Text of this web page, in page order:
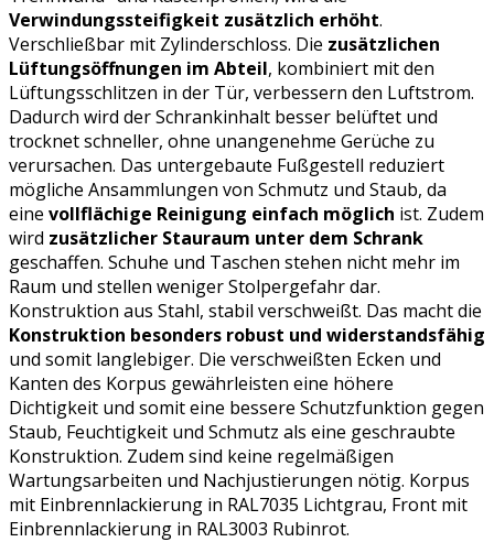
Verwindungssteifigkeit zusätzlich erhöht.
Verschließbar mit Zylinderschloss. Die zusätzlichen
Lüftungsöffnungen im Abteil, kombiniert mit den
Lüftungsschlitzen in der Tür, verbessern den Luftstrom.
Dadurch wird der Schrankinhalt besser belüftet und
trocknet schneller, ohne unangenehme Gerüche zu
verursachen. Das untergebaute Fußgestell reduziert
mögliche Ansammlungen von Schmutz und Staub, da
eine vollflächige Reinigung einfach möglich ist. Zudem
wird zusätzlicher Stauraum unter dem Schrank
geschaffen. Schuhe und Taschen stehen nicht mehr im
Raum und stellen weniger Stolpergefahr dar.
Konstruktion aus Stahl, stabil verschweißt. Das macht die
Konstruktion besonders robust und widerstandsfähig
und somit langlebiger. Die verschweißten Ecken und
Kanten des Korpus gewährleisten eine höhere
Dichtigkeit und somit eine bessere Schutzfunktion gegen
Staub, Feuchtigkeit und Schmutz als eine geschraubte
Konstruktion. Zudem sind keine regelmäßigen
Wartungsarbeiten und Nachjustierungen nötig. Korpus
mit Einbrennlackierung in RAL7035 Lichtgrau, Front mit
Einbrennlackierung in RAL3003 Rubinrot.